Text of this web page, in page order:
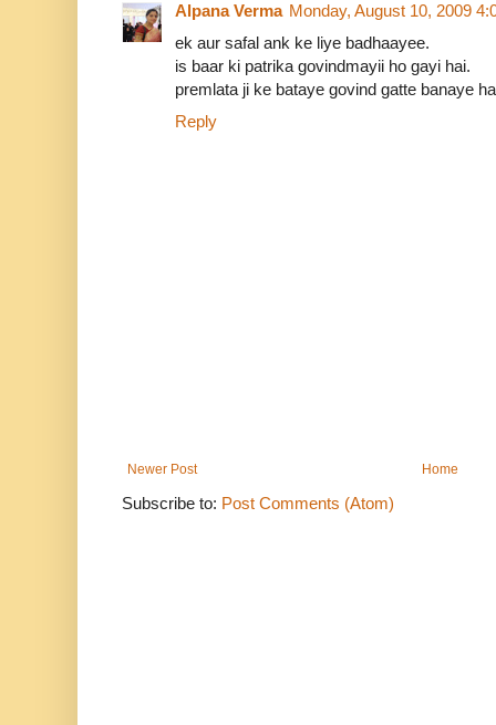
Alpana Verma Monday, August 10, 2009
ek aur safal ank ke liye badhaayee.
is baar ki patrika govindmayii ho gayi hai.
premlata ji ke bataye govind gatte banaye
Reply
Newer Post Home
Subscribe to: Post Comments (Atom)